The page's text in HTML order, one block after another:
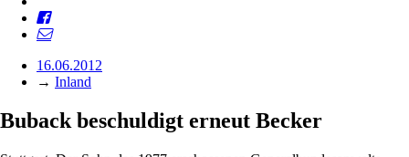
16.06.2012
→ Inland
Buback beschuldigt erneut Becker